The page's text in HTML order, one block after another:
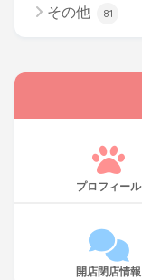
その他 81
プロフィール
開店閉店情報